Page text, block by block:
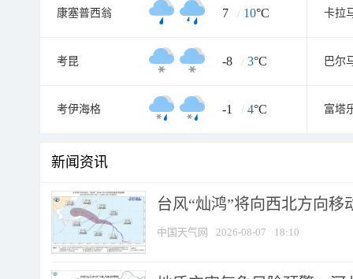
康塞普西翁 7 / 10°C 卡拉
考昆 -8 / 3°C 巴尔
考伊海格 -1 / 4°C 富塔
新闻资讯
台风“灿鸿”将向西北方向移
中国天气网 2026-08-07 18:10